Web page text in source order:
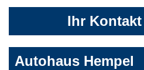
Ihr
Autohaus Hempel